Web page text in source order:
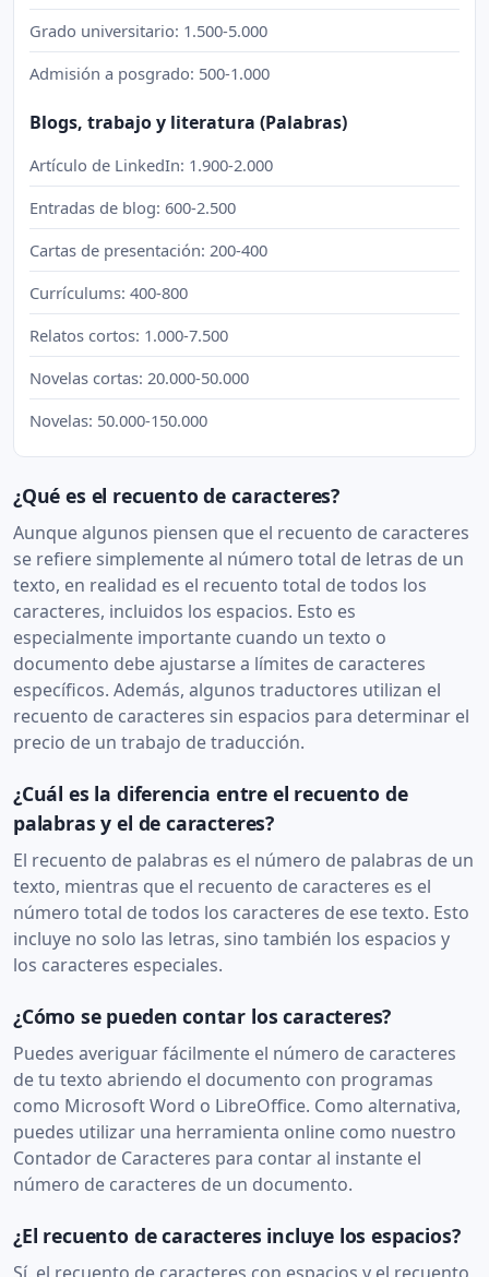
Grado universitario: 1.500-5.000
Admisión a posgrado: 500-1.000
Blogs, trabajo y literatura (Palabras)
Artículo de LinkedIn: 1.900-2.000
Entradas de blog: 600-2.500
Cartas de presentación: 200-400
Currículums: 400-800
Relatos cortos: 1.000-7.500
Novelas cortas: 20.000-50.000
Novelas: 50.000-150.000
¿Qué es el recuento de caracteres?
Aunque algunos piensen que el recuento de caracteres
se refiere simplemente al número total de letras de un
texto, en realidad es el recuento total de todos los
caracteres, incluidos los espacios. Esto es
especialmente importante cuando un texto o
documento debe ajustarse a límites de caracteres
específicos. Además, algunos traductores utilizan el
recuento de caracteres sin espacios para determinar el
precio de un trabajo de traducción.
¿Cuál es la diferencia entre el recuento de
palabras y el de caracteres?
El recuento de palabras es el número de palabras de un
texto, mientras que el recuento de caracteres es el
número total de todos los caracteres de ese texto. Esto
incluye no solo las letras, sino también los espacios y
los caracteres especiales.
¿Cómo se pueden contar los caracteres?
Puedes averiguar fácilmente el número de caracteres
de tu texto abriendo el documento con programas
como Microsoft Word o LibreOffice. Como alternativa,
puedes utilizar una herramienta online como nuestro
Contador de Caracteres para contar al instante el
número de caracteres de un documento.
¿El recuento de caracteres incluye los espacios?